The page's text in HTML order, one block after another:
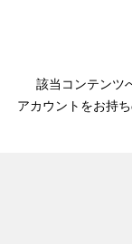
該当コンテンツ
アカウントをお持